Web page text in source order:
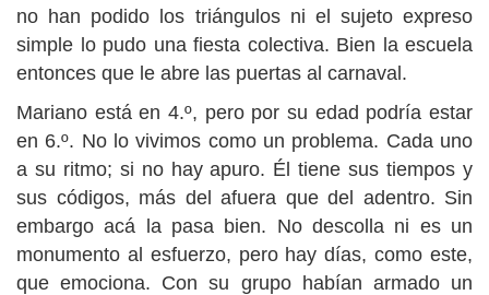
no han podido los triángulos ni el sujeto expreso
simple lo pudo una fiesta colectiva. Bien la escuela
entonces que le abre las puertas al carnaval.
Mariano está en 4.º, pero por su edad podría estar
en 6.º. No lo vivimos como un problema. Cada uno
a su ritmo; si no hay apuro. Él tiene sus tiempos y
sus códigos, más del afuera que del adentro. Sin
embargo acá la pasa bien. No descolla ni es un
monumento al esfuerzo, pero hay días, como este,
que emociona. Con su grupo habían armado un